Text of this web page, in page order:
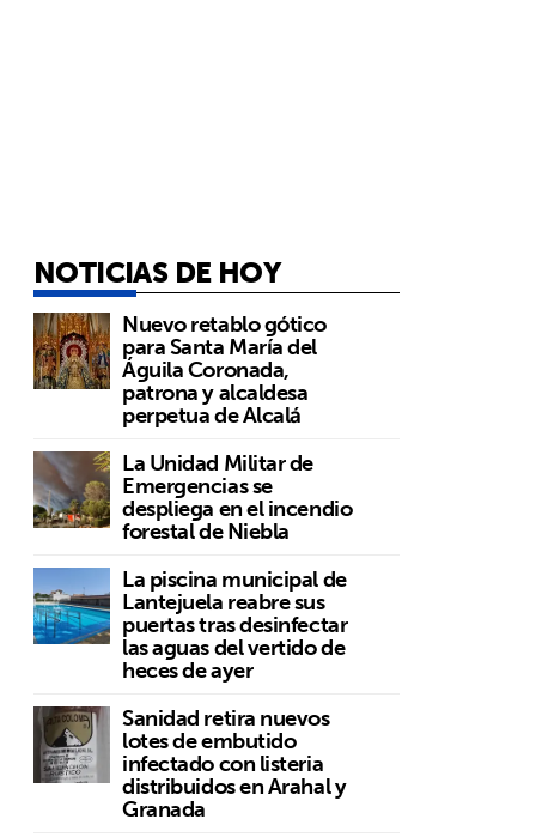
NOTICIAS DE HOY
Nuevo retablo gótico
para Santa María del
Águila Coronada,
patrona y alcaldesa
perpetua de Alcalá
La Unidad Militar de
Emergencias se
despliega en el incendio
forestal de Niebla
La piscina municipal de
Lantejuela reabre sus
puertas tras desinfectar
las aguas del vertido de
heces de ayer
Sanidad retira nuevos
lotes de embutido
infectado con listeria
distribuidos en Arahal y
Granada